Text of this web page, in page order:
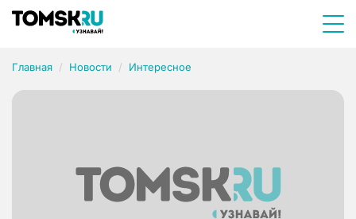
Главная Новости Интересное